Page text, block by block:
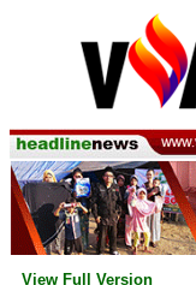
View Full Version